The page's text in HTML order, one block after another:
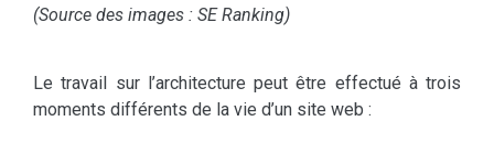
(Source des images : SE Ranking)
Le travail sur l’architecture peut être effectué à trois
moments différents de la vie d’un site web :